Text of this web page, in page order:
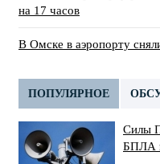
на 17 часов
В Омске в аэропорту
ПОПУЛЯРНОЕ
Силы
БПЛА